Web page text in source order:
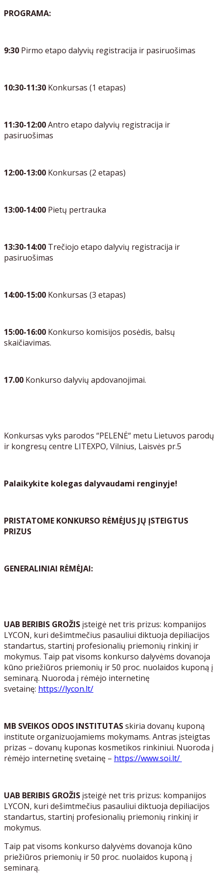
PROGRAMA:
9:30 Pirmo etapo dalyvių registracija ir pasiruošimas
10:30-11:30 Konkursas (1 etapas)
11:30-12:00Antro etapo dalyvių registracija ir
pasiruošimas
12:00-13:00 Konkursas (2 etapas)
13:00-14:00 Pietų pertrauka
13:30-14:00 Trečiojo etapo dalyvių registracija ir
pasiruošimas
14:00-15:00 Konkursas (3 etapas)
15:00-16:00 Konkurso komisijos posėdis, balsų
skaičiavimas.
17.00 Konkurso dalyvių apdovanojimai.
Konkursas vyks parodos “PELENĖ“ metu Lietuvos parodų
ir kongresų centre LITEXPO, Vilnius, Laisvės pr.5
Palaikykite kolegas dalyvaudami renginyje!
PRISTATOME KONKURSO RĖMĖJUS JŲ ĮSTEIGTUS
PRIZUS
GENERALINIAI RĖMĖJAI:
UAB BERIBIS GROŽIS įsteigė net tris prizus: kompanijos
LYCON, kuri dešimtmečius pasauliui diktuoja depiliacijos
standartus, startinį profesionalių priemonių rinkinį ir
mokymus. Taip pat visoms konkurso dalyvėms dovanoja
kūno priežiūros priemonių ir 50 proc. nuolaidos kuponą į
seminarą. Nuoroda į rėmėjo internetinę
svetainę: https://lycon.lt/
MB SVEIKOS ODOS INSTITUTASskiria dovanų kuponą
institute organizuojamiems mokymams. Antras įsteigtas
prizas – dovanų kuponas kosmetikos rinkiniui. Nuoroda į
rėmėjo internetinę svetainę – https://www.soi.lt/
UAB BERIBIS GROŽIS įsteigė net tris prizus: kompanijos
LYCON, kuri dešimtmečius pasauliui diktuoja depiliacijos
standartus, startinį profesionalių priemonių rinkinį ir
mokymus.
Taip pat visoms konkurso dalyvėms dovanoja kūno
priežiūros priemonių ir 50 proc. nuolaidos kuponą į
seminarą.